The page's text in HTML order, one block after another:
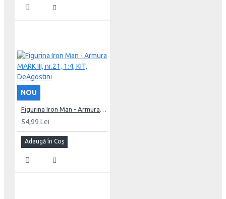
NOU
54,99 Lei
Adaugă în Coş